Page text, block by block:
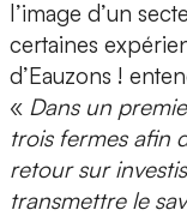
l’image d’un
certaines
d’Eauzons !
« Dans un
trois fermes afin
retour sur
transmettre le